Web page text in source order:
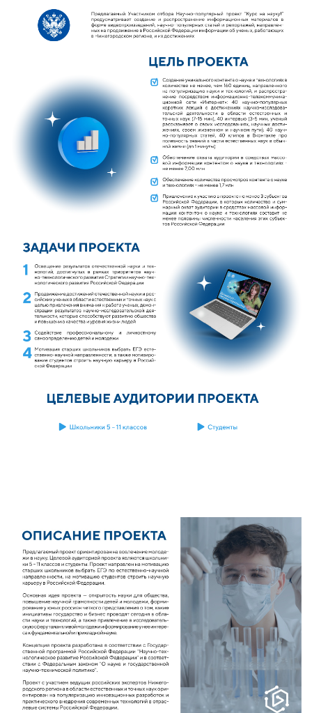
Международная
деятельность
деятельности
Студенческая жизнь
Сведения об
образовательной
организации
ENG SPN CHI
Приемная
комиссия
+7 (831) 262-26-20